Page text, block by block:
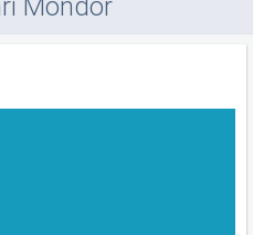
Mondor